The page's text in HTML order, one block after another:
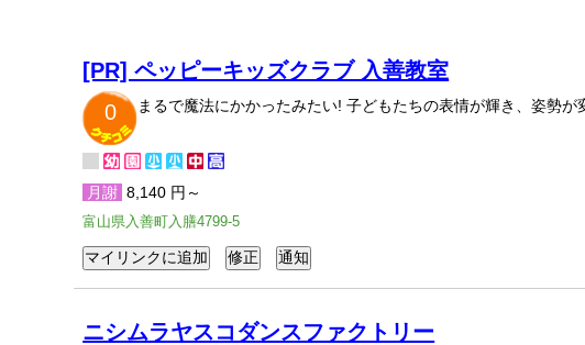
[PR] ペッピーキッズクラブ 入善教室
0
まるで魔法にかかったみたい! 子どもたちの表情が輝き、姿勢が
月謝 8,140 円～
富山県入善町入膳4799-5
ニシムラヤスコダンスファクトリー